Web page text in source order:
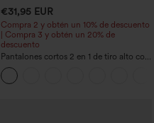
€31,95 EUR
Compra 2 y obtén un 10% de descuento
| Compra 3 y obtén un 20% de
descuento
Pantalones cortos 2 en 1 de tiro alto con
bolsillo interior y trasero